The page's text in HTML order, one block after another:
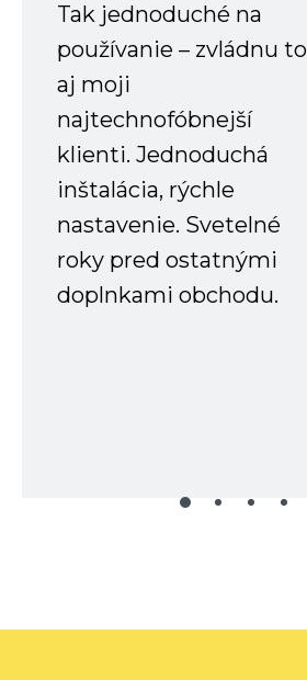
Tak jednoduché na
používanie – zvládnu to
aj moji
najtechnofóbnejší
klienti. Jednoduchá
inštalácia, rýchle
nastavenie. Svetelné
roky pred ostatnými
doplnkami obchodu.